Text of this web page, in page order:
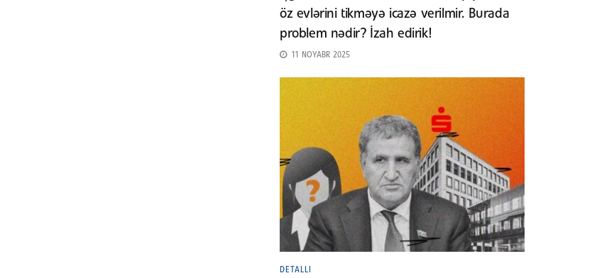
öz evlərini tikməyə icazə verilmir. Burada
problem nədir? İzah edirik!
11 NOYABR 2025
DETALLI